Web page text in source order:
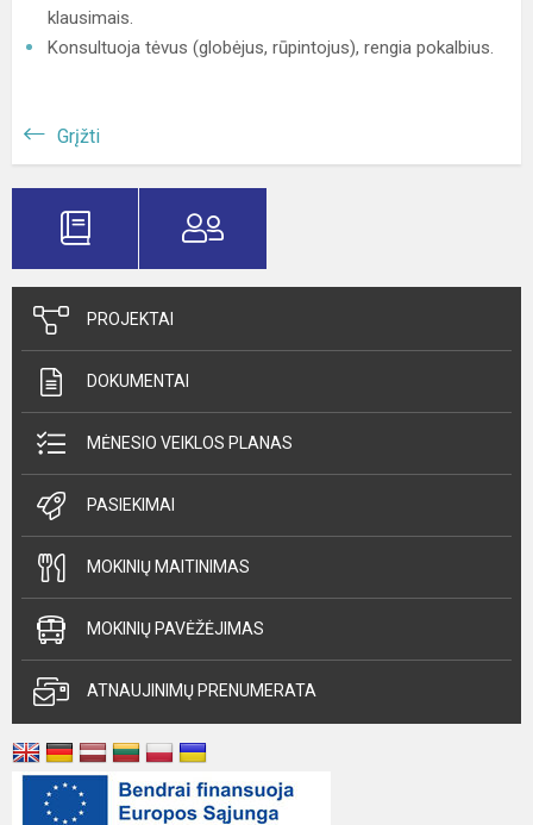
klausimais.
Konsultuoja tėvus (globėjus, rūpintojus), rengia pokalbius.
Grįžti
PROJEKTAI
DOKUMENTAI
MĖNESIO VEIKLOS PLANAS
PASIEKIMAI
MOKINIŲ MAITINIMAS
MOKINIŲ PAVĖŽĖJIMAS
ATNAUJINIMŲ PRENUMERATA